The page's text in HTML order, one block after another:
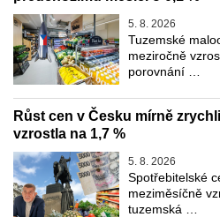
5. 8. 2026
Tuzemské
meziročně
porovnání …
Růst cen v Česku mírně
vzrostla na 1,7 %
5. 8. 2026
Spotřebitelské
meziměsíčně
tuzemská …